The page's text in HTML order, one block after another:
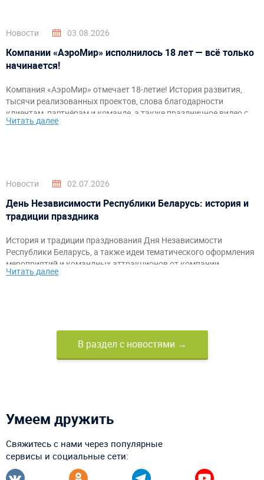
Новости 03.08.2026
Компании «АэроМир» исполнилось 18 лет — всё только
начинается!
Компания «АэроМир» отмечает 18-летие! История развития,
тысячи реализованных проектов, слова благодарности
клиентам, партнёрам и команде, а также праздничное видео с
самыми яркими моментами за годы работы.
Читать далее
Новости 02.07.2026
День Независимости Республики Беларусь: история и
традиции праздника
История и традиции празднования Дня Независимости
Республики Беларусь, а также идеи тематического оформления
мероприятий и командных аттракционов от компании
«АэроМир».
Читать далее
В раздел с новостями →
Умеем дружить
Свяжитесь с нами через популярные
сервисы и социальные сети: